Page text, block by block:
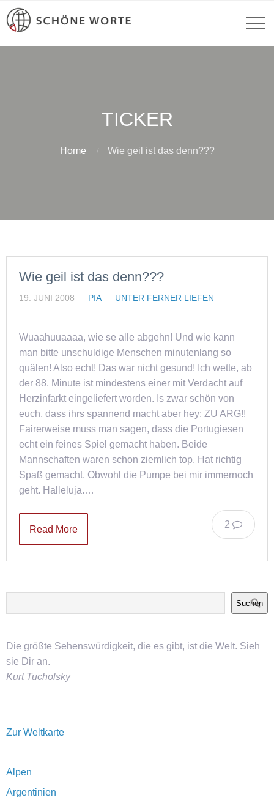
TICKER
Home Wie geil ist das denn???
Wie geil ist das denn???
19. JUNI 2008 PIA UNTER FERNER LIEFEN
Wuaahuuaaaa, wie se alle abgehn! Und wie kann
man bitte unschuldige Menschen minutenlang so
quälen! Also echt! Das war nicht gesund! Ich wette, ab
der 88. Minute ist mindestens einer mit Verdacht auf
Herzinfarkt eingeliefert worden. Is zwar schön von
euch, dass ihrs spannend macht aber hey: ZU ARG!!
Fairerweise muss man sagen, dass die Portugiesen
echt ein feines Spiel gemacht haben. Beide
Mannschaften waren schon ziemlich top. Hat richtig
Spaß gemacht. Obwohl die Pumpe bei mir immernoch
geht. Halleluja.…
2
Read More
Suchen
Die größte Sehenswürdigkeit, die es gibt, ist die Welt. Sieh
sie Dir an.
Kurt Tucholsky
Zur Weltkarte
Alpen
Argentinien